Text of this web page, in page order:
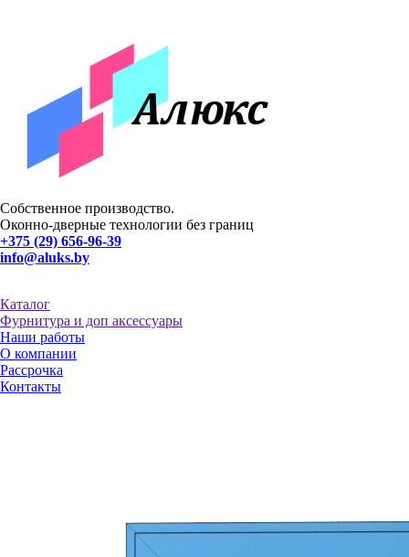
Собственное производство.
Оконно-дверные технологии без границ
+375 (29) 656-96-39
info@aluks.by
Каталог
Фурнитура и доп аксессуары
Наши работы
О компании
Рассрочка
Контакты